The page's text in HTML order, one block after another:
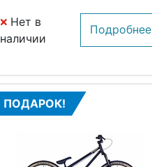
Нет в
наличии
Подробнее
ПОДАРОК!